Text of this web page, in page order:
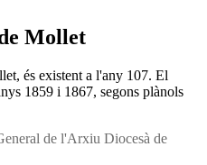
Mollet
és existent a l'any 107. El
1859 i 1867, segons plànols
de l'Arxiu Diocesà de